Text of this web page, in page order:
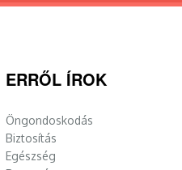
ERRŐL ÍROK
Öngondoskodás
Biztosítás
Egészség